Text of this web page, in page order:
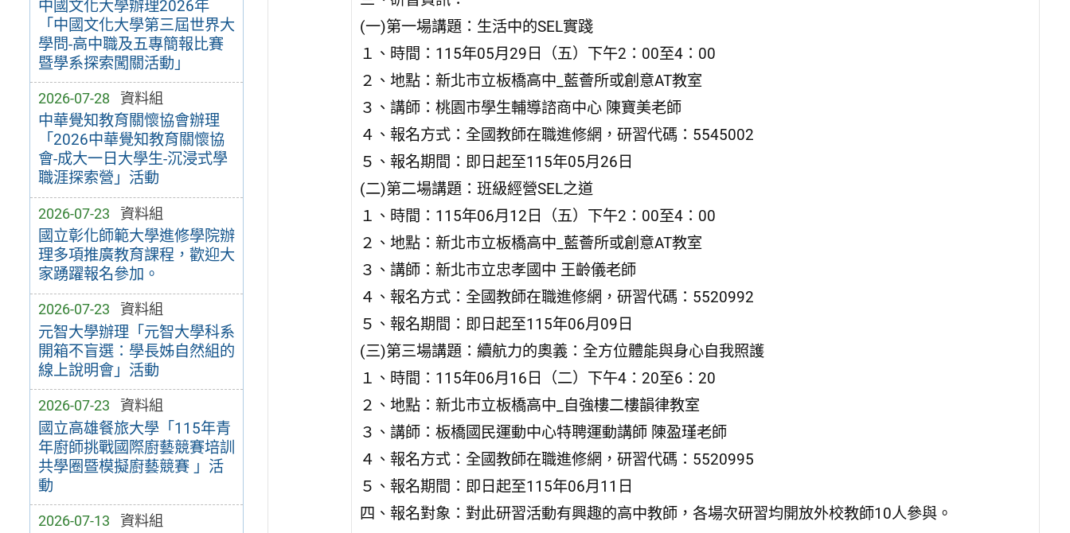
中國文化大學辦理2026年
「中國文化大學第三屆世界大
學問-高中職及五專簡報比賽
暨學系探索闖關活動」
2026-07-28 資料組
中華覺知教育關懷協會辦理
「2026中華覺知教育關懷協
會-成大一日大學生-沉浸式學
職涯探索營」活動
2026-07-23 資料組
國立彰化師範大學進修學院辦
理多項推廣教育課程，歡迎大
家踴躍報名參加。
2026-07-23 資料組
元智大學辦理「元智大學科系
開箱不盲選：學長姊自然組的
線上說明會」活動
2026-07-23 資料組
國立高雄餐旅大學「115年青
年廚師挑戰國際廚藝競賽培訓
共學圈暨模擬廚藝競賽 」活
動
2026-07-13 資料組
(一)第一場講題：生活中的SEL實踐
１、時間：115年05月29日（五）下午2：00至4：00
２、地點：新北市立板橋高中_藍薈所或創意AT教室
３、講師：桃園市學生輔導諮商中心 陳寶美老師
４、報名方式：全國教師在職進修網，研習代碼：5545002
５、報名期間：即日起至115年05月26日
(二)第二場講題：班級經營SEL之道
１、時間：115年06月12日（五）下午2：00至4：00
２、地點：新北市立板橋高中_藍薈所或創意AT教室
３、講師：新北市立忠孝國中 王齡儀老師
４、報名方式：全國教師在職進修網，研習代碼：5520992
５、報名期間：即日起至115年06月09日
(三)第三場講題：續航力的奧義：全方位體能與身心自我照護
１、時間：115年06月16日（二）下午4：20至6：20
２、地點：新北市立板橋高中_自強樓二樓韻律教室
３、講師：板橋國民運動中心特聘運動講師 陳盈瑾老師
４、報名方式：全國教師在職進修網，研習代碼：5520995
５、報名期間：即日起至115年06月11日
四、報名對象：對此研習活動有興趣的高中教師，各場次研習均開放外校教師10人參與。